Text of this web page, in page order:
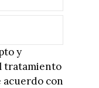
y
tratamiento
acuerdo con